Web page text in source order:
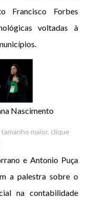
Francisco Forbes
voltadas à
Nascimento
maior, clique
e Antonio Puça
a palestra sobre o
na contabilidade